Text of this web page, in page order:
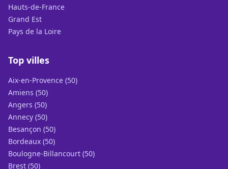
Hauts-de-France
Grand Est
Pays de la Loire
Top villes
Aix-en-Provence (50)
Amiens (50)
Angers (50)
Annecy (50)
Besançon (50)
Bordeaux (50)
Boulogne-Billancourt (50)
Brest (50)